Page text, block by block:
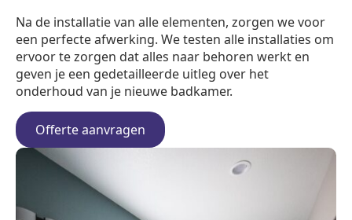
Na de installatie van alle elementen, zorgen we voor
een perfecte afwerking. We testen alle installaties om
ervoor te zorgen dat alles naar behoren werkt en
geven je een gedetailleerde uitleg over het
onderhoud van je nieuwe badkamer.
Offerte aanvragen